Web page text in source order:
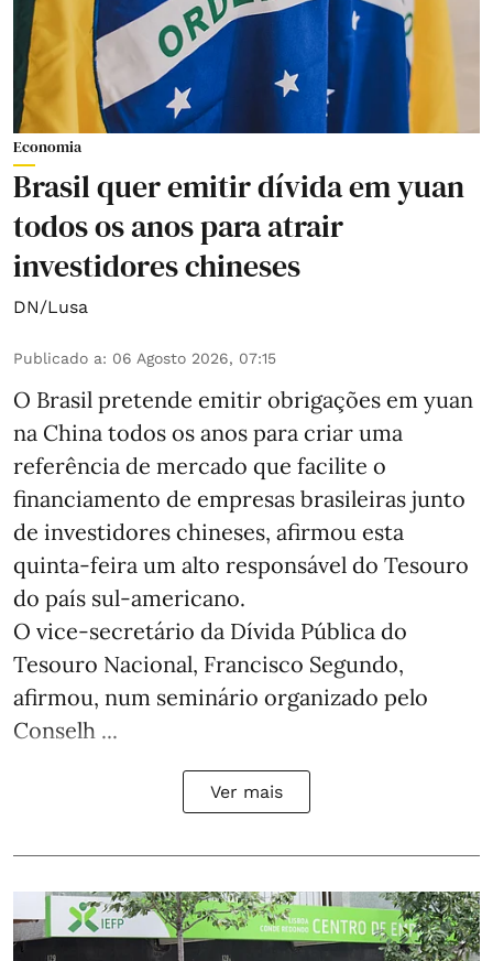
Economia
Brasil quer emitir dívida em yuan
todos os anos para atrair
investidores chineses
DN/Lusa
Publicado a: 06 Agosto 2026, 07:15
O Brasil pretende emitir obrigações em yuan
na China todos os anos para criar uma
referência de mercado que facilite o
financiamento de empresas brasileiras junto
de investidores chineses, afirmou esta
quinta-feira um alto responsável do Tesouro
do país sul-americano.
O vice-secretário da Dívida Pública do
Tesouro Nacional, Francisco Segundo,
afirmou, num seminário organizado pelo
Conselh ...
Ver mais